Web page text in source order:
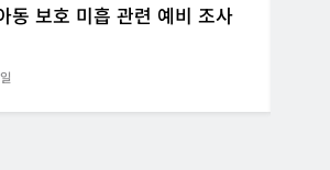
동 보호 미흡 관련 예비 조사